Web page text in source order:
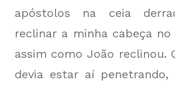
apóstolos na ceia
reclinar a minha cabeça no
assim como João reclinou.
devia estar aí